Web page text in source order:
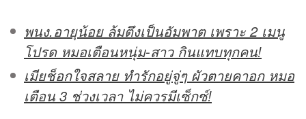
พนง.อายุน้อย ล้มตึงเป็นอัมพาต เพราะ 2 เมนู
โปรด หมอเตือนหนุ่ม-สาว กินแทบทุกคน!
เมียช็อกใจสลาย ทำรักอยู่จู่ๆ ผัวตายคาอก หมอ
เตือน 3 ช่วงเวลา ไม่ควรมีเซ็กซ์!